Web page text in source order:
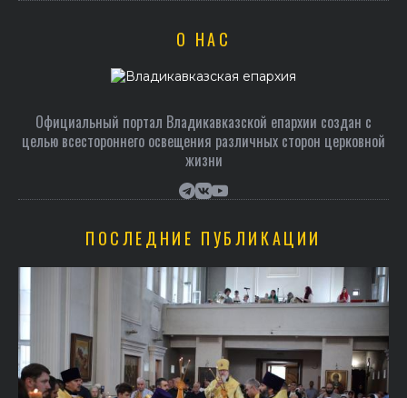
О НАС
Официальный портал Владикавказской епархии создан c
целью всестороннего освещения различных сторон церковной
жизни
ПОСЛЕДНИЕ ПУБЛИКАЦИИ